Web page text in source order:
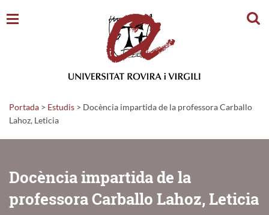
Portada > Estudis > Docència impartida de la professora Carballo
Lahoz, Leticia
Docència impartida de la
professora Carballo Lahoz, Leticia